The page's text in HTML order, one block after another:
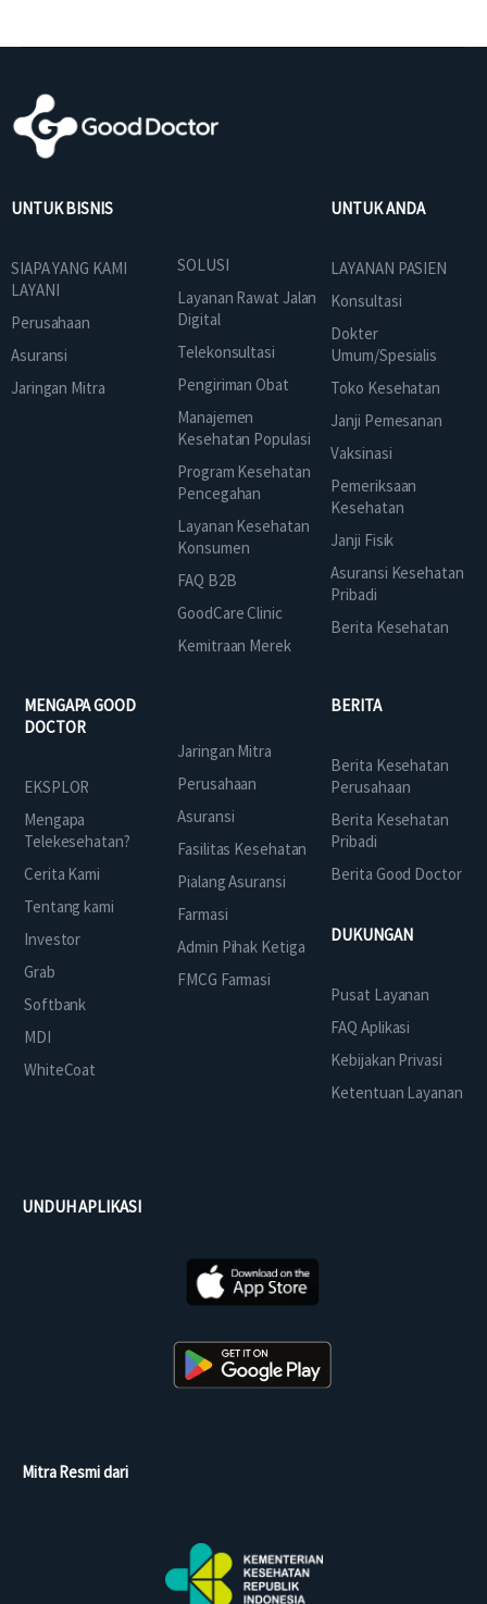
UNTUK BISNIS
SIAPA YANG KAMI
LAYANI
Perusahaan
Asuransi
Jaringan Mitra
SOLUSI
Layanan Rawat Jalan
Digital
Telekonsultasi
Pengiriman Obat
Manajemen
Kesehatan Populasi
Program Kesehatan
Pencegahan
Layanan Kesehatan
Konsumen
FAQ B2B
GoodCare Clinic
Kemitraan Merek
UNTUK ANDA
LAYANAN PASIEN
Konsultasi
Dokter
Umum/Spesialis
Toko Kesehatan
Janji Pemesanan
Vaksinasi
Pemeriksaan
Kesehatan
Janji Fisik
Asuransi Kesehatan
Pribadi
Berita Kesehatan
MENGAPA GOOD
DOCTOR
EKSPLOR
Mengapa
Telekesehatan?
Cerita Kami
Tentang kami
Investor
Grab
Softbank
MDI
WhiteCoat
Jaringan Mitra
Perusahaan
Asuransi
Fasilitas Kesehatan
Pialang Asuransi
Farmasi
Admin Pihak Ketiga
FMCG Farmasi
BERITA
Berita Kesehatan
Perusahaan
Berita Kesehatan
Pribadi
Berita Good Doctor
DUKUNGAN
Pusat Layanan
FAQ Aplikasi
Kebijakan Privasi
Ketentuan Layanan
UNDUH APLIKASI
Mitra Resmi dari